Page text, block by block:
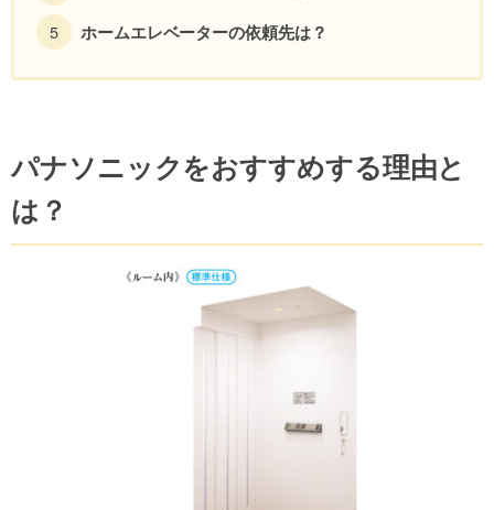
ホームエレベーターの依頼先は？
パナソニックをおすすめする理由と
は？